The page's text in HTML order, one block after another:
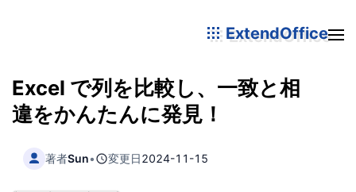
ExtendOffice
Excel で列を比較し、一致と相
違をかんたんに発見！
著者Sun• 変更日2024-11-15